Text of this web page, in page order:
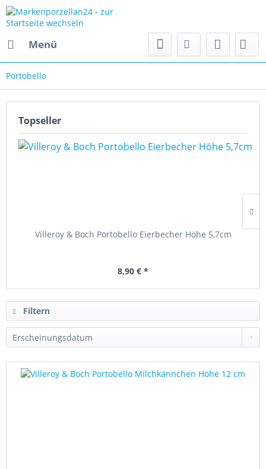
Menü
Portobello
Topseller
Villeroy & Boch Portobello Eierbecher Höhe 5,7cm
8,90 € *
Filtern